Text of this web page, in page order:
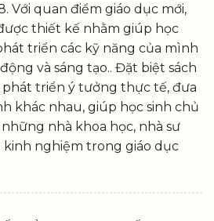
Với quan điểm giáo dục mới,
thiết kế nhằm giúp học
triển các kỹ năng của mình
và sáng tạo.. Đặt biệt sách
triển ý tưởng thực tế, đưa
khác nhau, giúp học sinh chủ
nhà khoa học, nhà sư
kinh nghiệm trong giáo dục